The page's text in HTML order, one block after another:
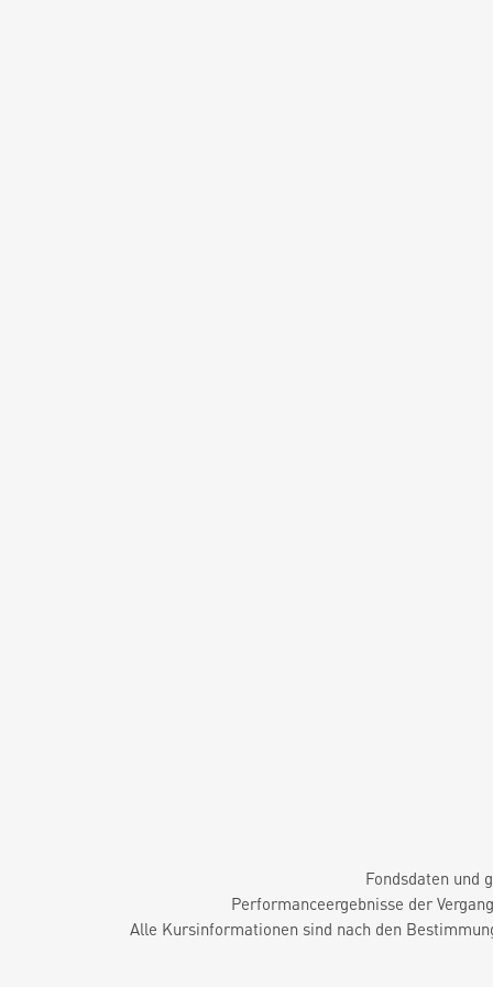
Fondsdaten und
Performanceergebnisse der
Alle Kursinformationen sind nach den